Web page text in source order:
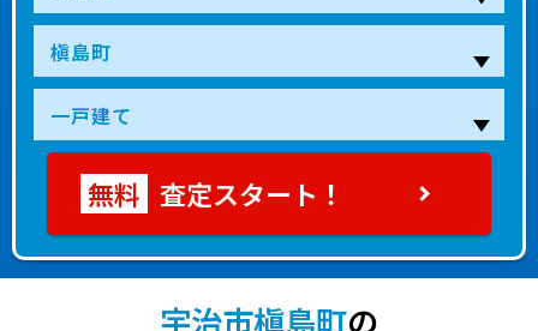
査定スタート！
宇治市槇島町の